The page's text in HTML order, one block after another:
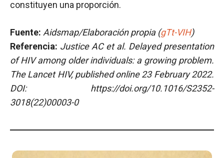
constituyen una proporción.
Fuente: Aidsmap/Elaboración propia (gTt-VIH)
Referencia: Justice AC et al. Delayed presentation
of HIV among older individuals: a growing problem.
The Lancet HIV, published online 23 February 2022.
DOI: https://doi.org/10.1016/S2352-
3018(22)00003-0